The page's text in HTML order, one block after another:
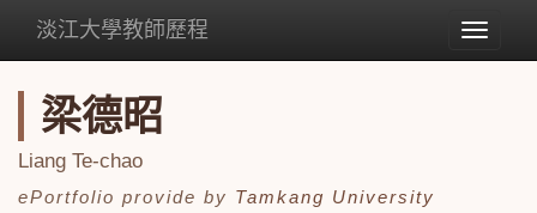
Toggle
淡江大學教師歷程
梁德昭
Liang Te-chao
ePortfolio provide by Tamkang University